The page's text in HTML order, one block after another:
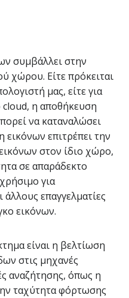
συμβάλλει στην
χώρου. Είτε πρόκειται
μας, είτε για
η αποθήκευση
να καταναλώσει
επιτρέπει την
στον ίδιο χώρο,
σε απαράδεκτο
για
επαγγελματίες
εικόνων.
είναι η βελτίωση
στις μηχανές
αναζήτησης, όπως η
ταχύτητα φόρτωσης